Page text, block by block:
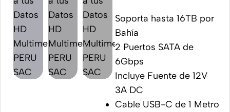
Soporta hasta 16TB por
Bahía
2 Puertos SATA de
6Gbps
Incluye Fuente de 12V
3A DC
Cable USB-C de 1 Metro